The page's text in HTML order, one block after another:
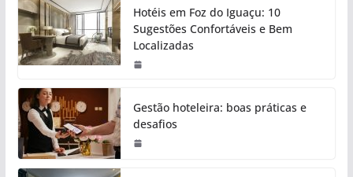
Hotéis em Foz do Iguaçu: 10
Sugestões Confortáveis e Bem
Localizadas
Gestão hoteleira: boas práticas e
desafios